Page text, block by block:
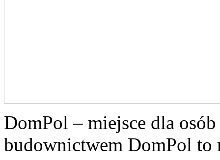
DomPol – miejsce dla
budownictwem DomPol to